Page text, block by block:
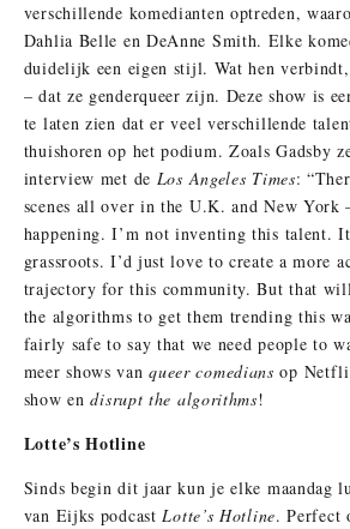
verschillende komedianten optreden,
Dahlia Belle en DeAnne Smith. Elke
duidelijk een eigen stijl. Wat hen
– dat ze genderqueer zijn. Deze show is
te laten zien dat er veel verschillende
thuishoren op het podium. Zoals Gadsby
interview met de Los Angeles Times:
scenes all over in the U.K. and New
happening. I’m not inventing this talent.
grassroots. I’d just love to create a more
trajectory for this community. But that
the algorithms to get them trending this
fairly safe to say that we need people to
meer shows vanqueer comedians op
show endisrupt the algorithms!
Lotte’s Hotline
Sinds begin dit jaar kun je elke maandag
van Eijks podcastLotte’s Hotline. Perfect